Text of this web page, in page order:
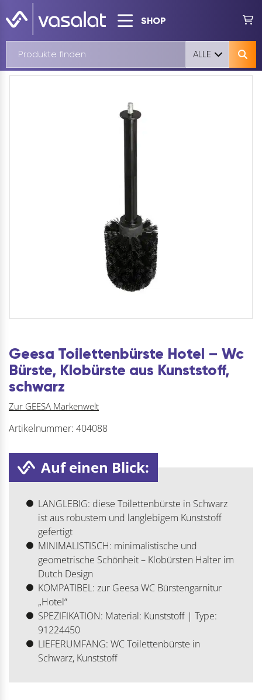
SHOP
ALLE
Geesa Toilettenbürste Hotel – Wc
Bürste, Klobürste aus Kunststoff,
schwarz
Zur GEESA Markenwelt
Artikelnummer: 404088
Auf einen Blick:
LANGLEBIG: diese Toilettenbürste in Schwarz
ist aus robustem und langlebigem Kunststoff
gefertigt
MINIMALISTISCH: minimalistische und
geometrische Schönheit – Klobürsten Halter im
Dutch Design
KOMPATIBEL: zur Geesa WC Bürstengarnitur
„Hotel“
SPEZIFIKATION: Material: Kunststoff | Type:
91224450
LIEFERUMFANG: WC Toilettenbürste in
Schwarz, Kunststoff